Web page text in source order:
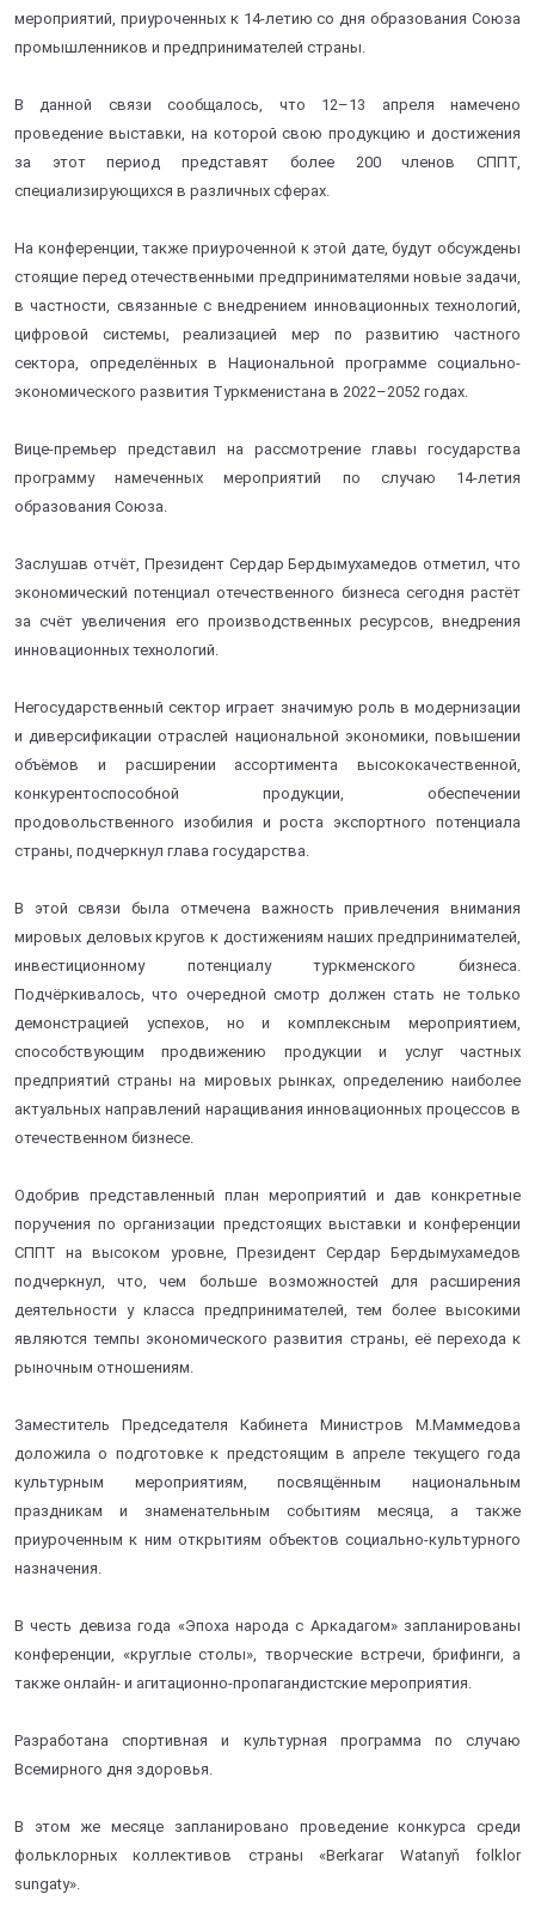
мероприятий, приуроченных к 14-летию со дня образования Союза
промышленников и предпринимателей страны.
В данной связи сообщалось, что 12–13 апреля намечено
проведение выставки, на которой свою продукцию и достижения
за этот период представят более 200 членов СППТ,
специализирующихся в различных сферах.
На конференции, также приуроченной к этой дате, будут обсуждены
стоящие перед отечественными предпринимателями новые задачи,
в частности, связанные с внедрением инновационных технологий,
цифровой системы, реализацией мер по развитию частного
сектора, определённых в Национальной программе социально-
экономического развития Туркменистана в 2022–2052 годах.
Вице-премьер представил на рассмотрение главы государства
программу намеченных мероприятий по случаю 14-летия
образования Союза.
Заслушав отчёт, Президент Сердар Бердымухамедов отметил, что
экономический потенциал отечественного бизнеса сегодня растёт
за счёт увеличения его производственных ресурсов, внедрения
инновационных технологий.
Негосударственный сектор играет значимую роль в модернизации
и диверсификации отраслей национальной экономики, повышении
объёмов и расширении ассортимента высококачественной,
конкурентоспособной продукции, обеспечении
продовольственного изобилия и роста экспортного потенциала
страны, подчеркнул глава государства.
В этой связи была отмечена важность привлечения внимания
мировых деловых кругов к достижениям наших предпринимателей,
инвестиционному потенциалу туркменского бизнеса.
Подчёркивалось, что очередной смотр должен стать не только
демонстрацией успехов, но и комплексным мероприятием,
способствующим продвижению продукции и услуг частных
предприятий страны на мировых рынках, определению наиболее
актуальных направлений наращивания инновационных процессов в
отечественном бизнесе.
Одобрив представленный план мероприятий и дав конкретные
поручения по организации предстоящих выставки и конференции
СППТ на высоком уровне, Президент Сердар Бердымухамедов
подчеркнул, что, чем больше возможностей для расширения
деятельности у класса предпринимателей, тем более высокими
являются темпы экономического развития страны, её перехода к
рыночным отношениям.
Заместитель Председателя Кабинета Министров М.Маммедова
доложила о подготовке к предстоящим в апреле текущего года
культурным мероприятиям, посвящённым национальным
праздникам и знаменательным событиям месяца, а также
приуроченным к ним открытиям объектов социально-культурного
назначения.
В честь девиза года «Эпоха народа с Аркадагом» запланированы
конференции, «круглые столы», творческие встречи, брифинги, а
также онлайн- и агитационно-пропагандистские мероприятия.
Разработана спортивная и культурная программа по случаю
Всемирного дня здоровья.
В этом же месяце запланировано проведение конкурса среди
фольклорных коллективов страны «Berkarar Watanyň folklor
sungaty».